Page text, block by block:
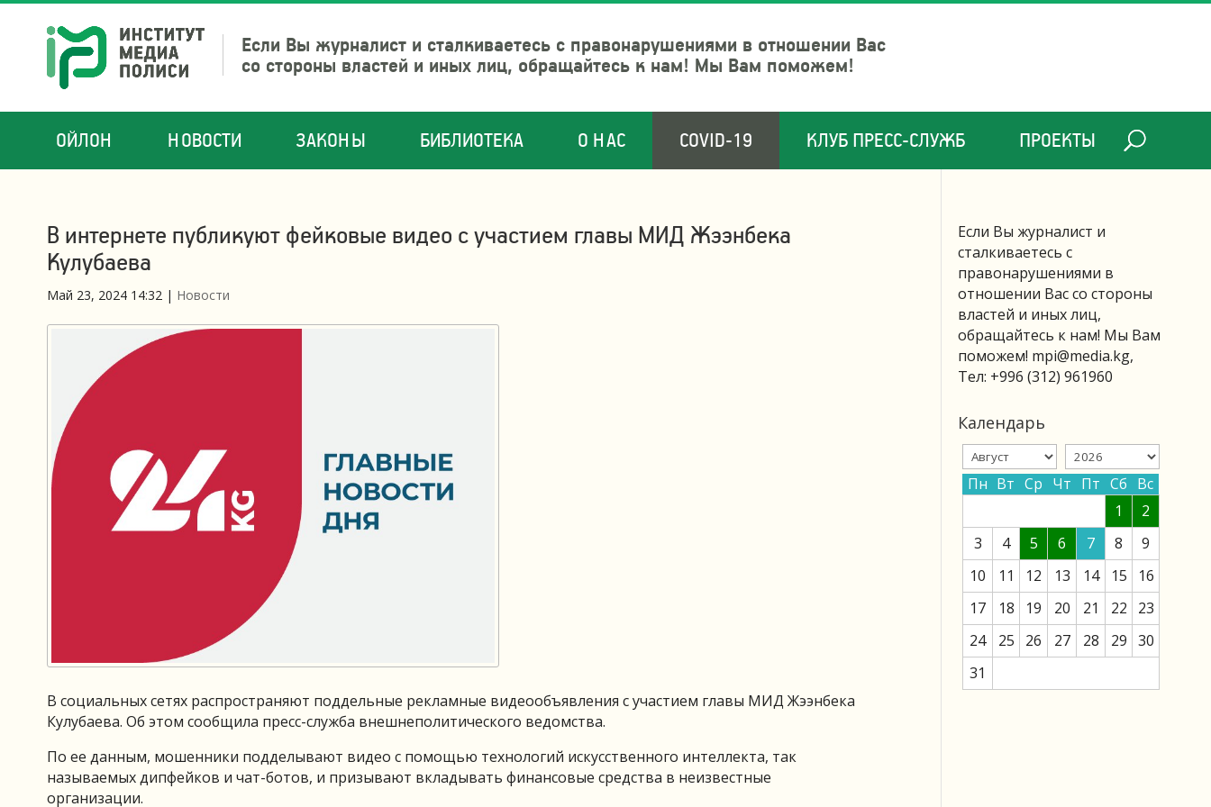
Если Вы журналист и сталкиваетесь с правонарушениями в отношении Вас
со стороны властей и иных лиц, обращайтесь к нам! Мы Вам поможем!
ОЙЛОН НОВОСТИ ЗАКОНЫ БИБЛИОТЕКА О НАС COVID-19 КЛУБ ПРЕСС-СЛУЖБ ПРОЕКТЫ
В интернете публикуют фейковые видео с участием главы МИД Жээнбека
Кулубаева
Май 23, 2024 14:32 | Новости
В социальных сетях распространяют поддельные рекламные видеообъявления с участием главы МИД Жээнбека
Кулубаева. Об этом сообщила пресс-служба внешнеполитического ведомства.
По ее данным, мошенники подделывают видео с помощью технологий искусственного интеллекта, так
называемых дипфейков и чат-ботов, и призывают вкладывать финансовые средства в неизвестные
организации.
Если Вы журналист и
сталкиваетесь с
правонарушениями в
отношении Вас со стороны
властей и иных лиц,
обращайтесь к нам! Мы Вам
поможем! mpi@media.kg,
Тел: +996 (312) 961960
Календарь
Пн Вт Ср Чт Пт Сб Вс
1
2
3
4 5 6 7 8
9
10
11 12 13 14 15
16
17
18 19 20 21 22
23
24
25 26 27 28 29 30
31